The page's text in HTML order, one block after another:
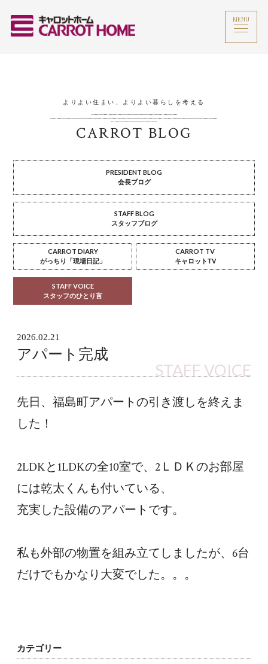
MENU
よりよい住まい、よりよい暮らしを考える
CARROT BLOG
PRESIDENT BLOG
会長ブログ
STAFF BLOG
スタッフブログ
CARROT DIARY
がっちり「現場日記」
CARROT TV
キャロットTV
STAFF VOICE
スタッフのひとり言
2026.02.21
アパート完成
STAFF VOICE
先日、福島町アパートの引き渡しを終えま
した！
2LDKと1LDKの全10室で、2ＬＤＫのお部屋
には乾太くんも付いている、
充実した設備のアパートです。
私も外部の物置を組み立てしましたが、6台
だけでもかなり大変でした。。。
カテゴリー